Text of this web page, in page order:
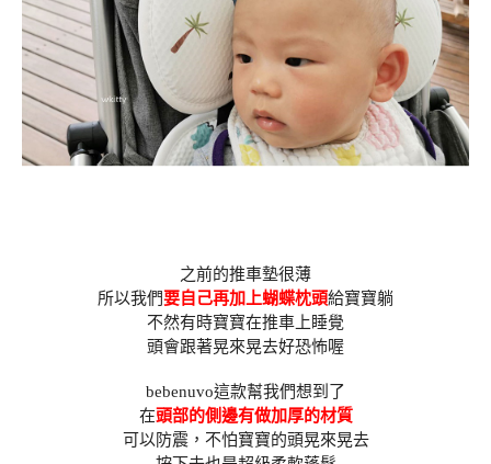
之前的推車墊很薄
所以我們要自己再加上蝴蝶枕頭給寶寶躺
不然有時寶寶在推車上睡覺
頭會跟著晃來晃去好恐怖喔
bebenuvo這款幫我們想到了
在頭部的側邊有做加厚的材質
可以防震，不怕寶寶的頭晃來晃去